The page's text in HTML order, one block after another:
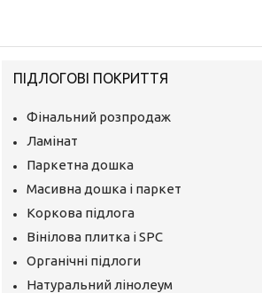
ПІДЛОГОВІ ПОКРИТТЯ
Фінальний розпродаж
Ламінат
Паркетна дошка
Масивна дошка і паркет
Коркова підлога
Вінілова плитка і SPC
Органічні підлоги
Натуральний лінолеум